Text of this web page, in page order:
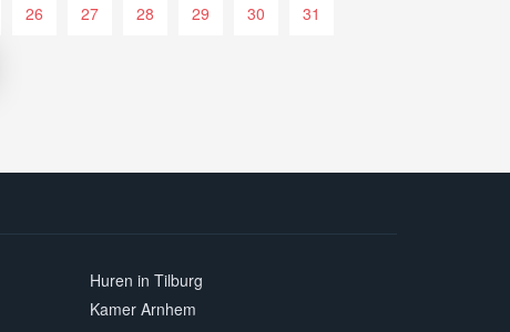
26 27 28 29 30 31
Huren in Tilburg
Kamer Arnhem